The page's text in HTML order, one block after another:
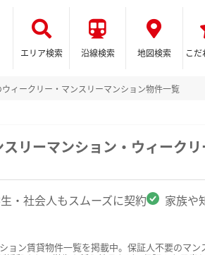
エリア検索 沿線検索 地図検索 こ
ィークリー・マンスリーマンション物件一覧
リーマンション・ウィーク
・社会人もスムーズに契約 家族や
ン賃貸物件一覧を掲載中。保証人不要のマ